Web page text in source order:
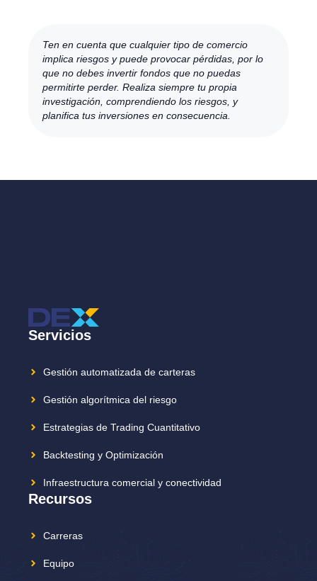
Ten en cuenta que cualquier tipo de comercio
implica riesgos y puede provocar pérdidas, por lo
que no debes invertir fondos que no puedas
permitirte perder. Realiza siempre tu propia
investigación, comprendiendo los riesgos, y
planifica tus inversiones en consecuencia.
Servicios
Gestión automatizada de carteras
Gestión algorítmica del riesgo
Estrategias de Trading Cuantitativo
Backtesting y Optimización
Infraestructura comercial y conectividad
Recursos
Carreras
Equipo